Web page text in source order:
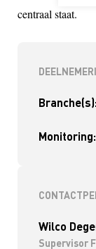
Branche(s):
Monitoring:
Wilco
Supervisor
centraal staat.